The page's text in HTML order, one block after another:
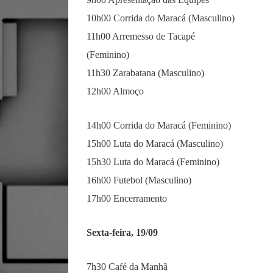
10h00 Corrida do Maracá (Masculino)
11h00 Arremesso de Tacapé
(Feminino)
11h30 Zarabatana (Masculino)
12h00 Almoço
14h00 Corrida do Maracá (Feminino)
15h00 Luta do Maracá (Masculino)
15h30 Luta do Maracá (Feminino)
16h00 Futebol (Masculino)
17h00 Encerramento
Sexta-feira, 19/09
7h30 Café da Manhã